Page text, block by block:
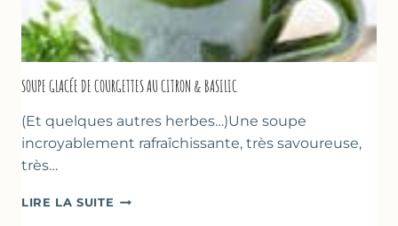
SOUPE GLACÉE DE COURGETTES AU CITRON & BASILIC
(Et quelques autres herbes…)Une soupe
incroyablement rafraîchissante, très savoureuse,
très…
LIRE LA SUITE SOUPE